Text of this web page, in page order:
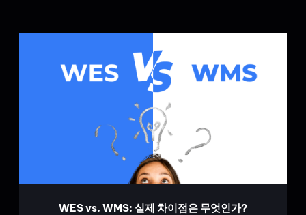
WES vs. WMS: 실제 차이점은 무엇인가?